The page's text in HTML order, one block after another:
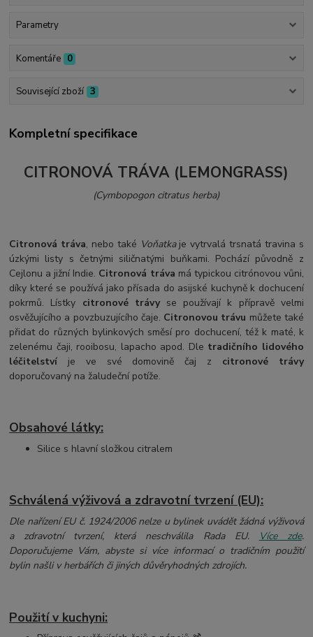
Parametry
Komentáře 0
Související zboží 3
Kompletní specifikace
CITRONOVÁ TRÁVA (LEMONGRASS)
(Cymbopogon citratus herba)
Citronová tráva, nebo také Voňatka je vytrvalá trsnatá travina s
úzkými listy s četnými siličnatými buňkami. Pochází původně z
Cejlonu a jižní Indie. Citronová tráva má typickou citrónovou vůni,
díky které se používá jako přísada do asijské kuchyně k dochucení
pokrmů. Lístky citronové trávyse používají k přípravě velmi
osvěžujícího a povzbuzujícího čaje. Citronovou trávu můžete také
přidat do různých bylinkových směsí pro dochucení, též k maté, k
zelenému čaji, rooibosu, lapacho apod. Dle tradičního lidového
léčitelství je ve své domovině čaj z citronové trávy
doporučovaný na žaludeční potíže.
Obsahové látky:
Silice s hlavní složkou citralem
Schválená výživová a zdravotní tvrzení (EU):
Dle nařízení EU č. 1924/2006 nelze u bylinek uvádět žádná výživová
a zdravotní tvrzení, která neschválila Rada EU.
Více zde.
Doporučujeme Vám, abyste si více informací o tradičním použití
bylin našli v herbářích či jiných důvěryhodných zdrojích.
Použití v kuchyni: